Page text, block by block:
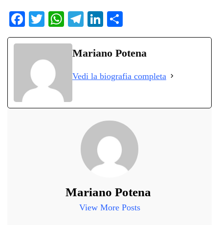
Fa
ce
ok
T
wi
r
W
ha
ts
pp
Te
le
gr
m
Li
nk
ed
on
di
di
Mariano Potena
Vedi la biografia completa
Mariano Potena
View More Posts